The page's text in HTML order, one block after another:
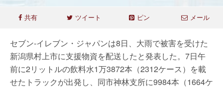
共有 ツイート ピン メール
セブン‐イレブン・ジャパンは8日、大雨で被害を受けた
新潟県村上市に支援物資を配送したと発表した。7日午
前に2リットルの飲料水1万3872本（2312ケース）を載
せたトラックが出発し、同市神林支所に9984本（1664ケ